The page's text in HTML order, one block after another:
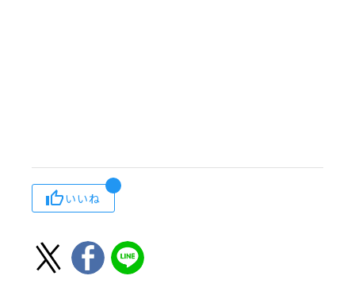
いいね